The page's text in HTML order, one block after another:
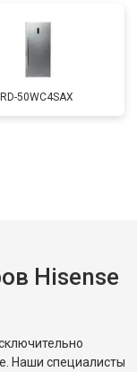
RD-50WC4SAX
Hisense
Наши специалисты